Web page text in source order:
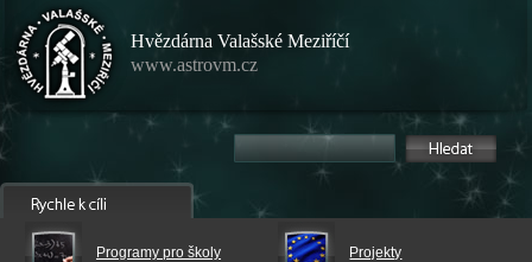
Hvězdárna Valašské Meziříčí
www.astrovm.cz
Programy pro školy Projekty